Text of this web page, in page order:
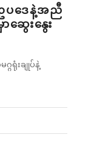
ပဒေနဲ့အညီ
ေးနွေး
ရုံးချုပ်နဲ့